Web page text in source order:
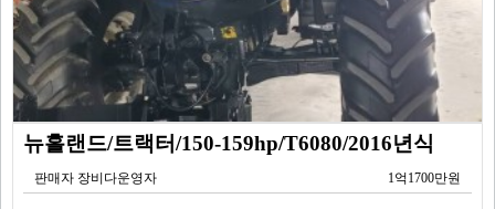
뉴홀랜드/트랙터/150-159hp/T6080/2016년식
판매자 장비다운영자 1억1700만원